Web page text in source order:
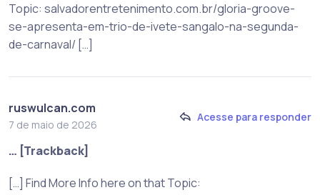
Topic: salvadorentretenimento.com.br/gloria-groove-
se-apresenta-em-trio-de-ivete-sangalo-na-segunda-
de-carnaval/ […]
ruswulcan.com
7 de maio de 2026
Acesse para responder
… [Trackback]
[…] Find More Info here on that Topic: